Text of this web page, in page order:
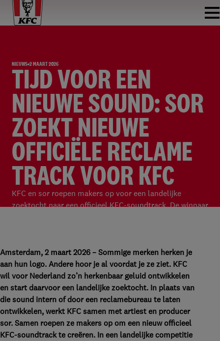
NIEUWS 2 MAART 2026
TIJD VOOR EEN
NIEUWE SOUND: SOR
ZOEKT NIEUWE
OFFICIËLE RECLAME
TRACK VOOR KFC
KFC en sor roepen makers op voor een landelijke
zoektocht naar een officieel KFC-soundtrack. De winnaar
Amsterdam, 2 maart 2026 – Sommige merken herken je
aan hun logo. Andere hoor je al voordat je ze ziet. KFC
wil voor Nederland zo’n herkenbaar geluid ontwikkelen
en start daarvoor een landelijke zoektocht. In plaats van
die sound intern of door een reclamebureau te laten
ontwikkelen, werkt KFC samen met artiest en producer
sor. Samen roepen ze makers op om een nieuw officieel
KFC-soundtrack te creëren. In een landelijke competitie